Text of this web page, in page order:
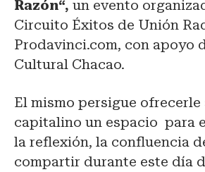
Razón“, un evento
Circuito Éxitos de Unión
Prodavinci.com, con apoyo
Cultural Chacao.
El mismo persigue
capitalino un espacio para
la reflexión, la confluencia
compartir durante este día